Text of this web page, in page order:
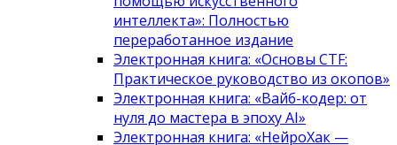
интеллекта»: Полностью
переработанное издание
Электронная книга: «Основы CTF:
Практическое руководство из окопов»
Электронная книга: «Вайб-кодер: от
нуля до мастера в эпоху AI»
Электронная книга: «НейроХак —